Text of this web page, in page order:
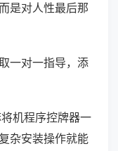
是对人性最后那
一对一指导，添
机程序控牌器一
杂安装操作就能